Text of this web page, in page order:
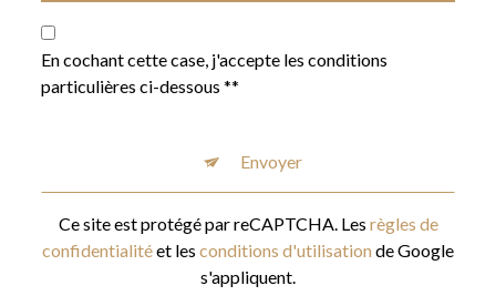
En cochant cette case, j'accepte les conditions
particulières ci-dessous **
Envoyer
Ce site est protégé par reCAPTCHA. Les règles de
confidentialitéet les conditions d'utilisation de Google
s'appliquent.